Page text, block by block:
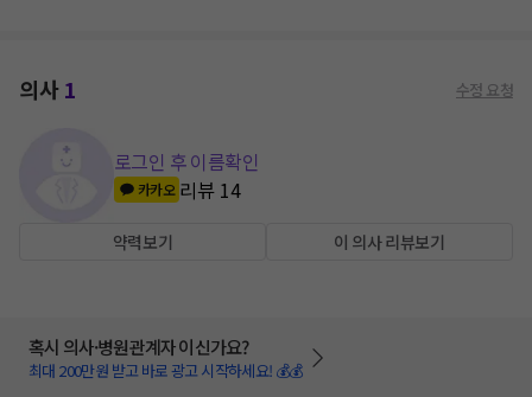
의사1 수정 요청
로그인 후 이름확인
카카오 리뷰 14
약력보기 이 의사 리뷰보기
혹시 의사·병원관계자 이신가요?
최대 200만원 받고 바로 광고 시작하세요! 💰💰